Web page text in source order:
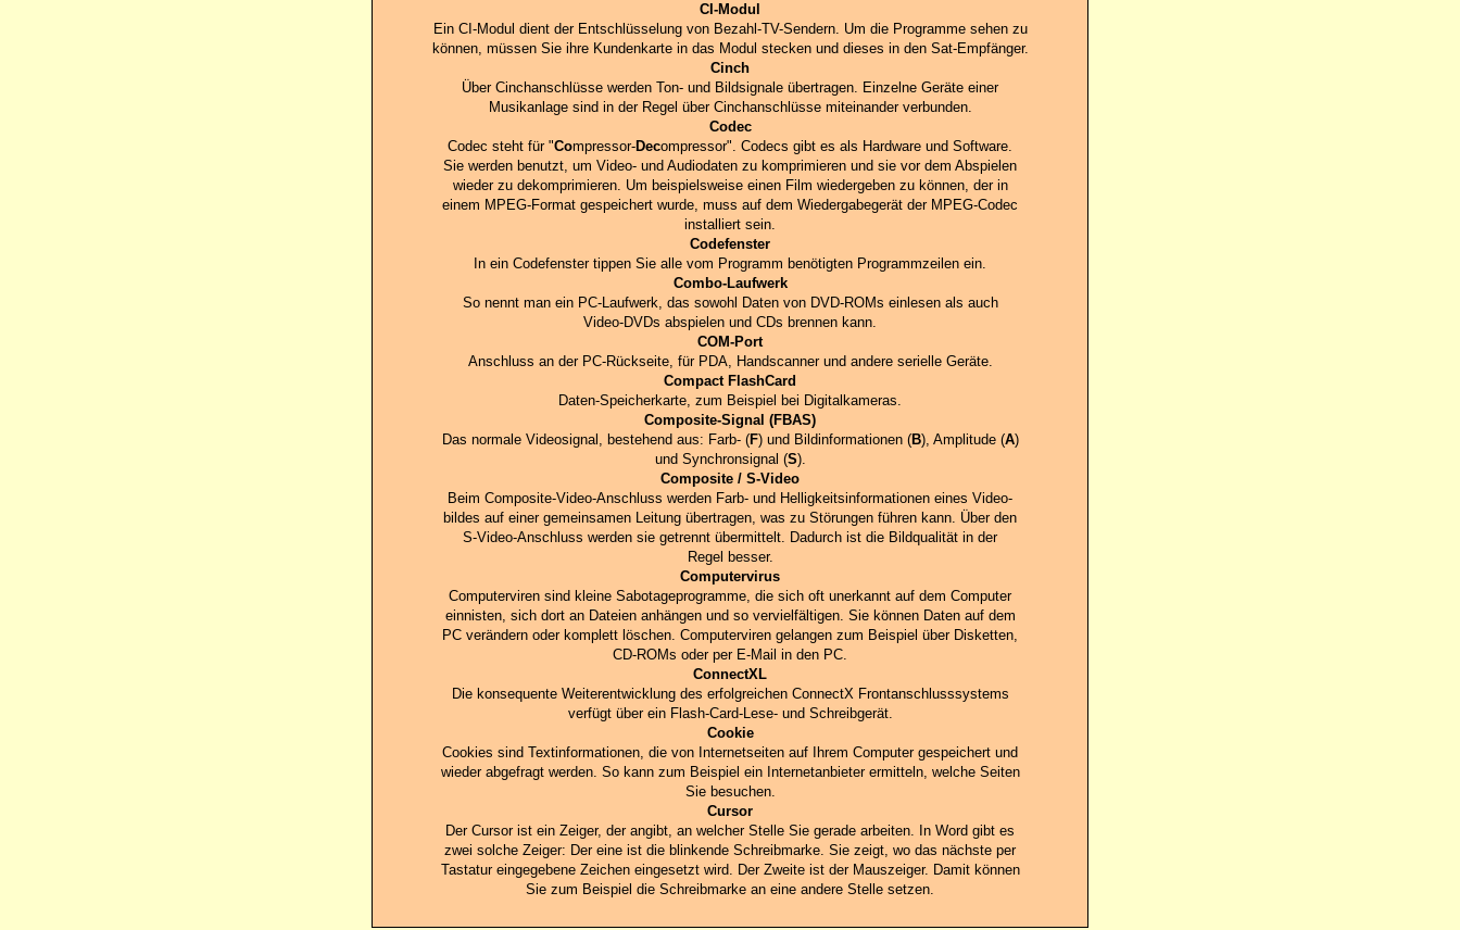
CI-Modul
Ein CI-Modul dient der Entschlüsselung von Bezahl-TV-Sendern. Um die Programme sehen zu
können, müssen Sie ihre Kundenkarte in das Modul stecken und dieses in den Sat-Empfänger.
Cinch
Über Cinchanschlüsse werden Ton- und Bildsignale übertragen. Einzelne Geräte einer
Musikanlage sind in der Regel über Cinchanschlüsse miteinander verbunden.
Codec
Codec steht für "Compressor-Decompressor". Codecs gibt es als Hardware und Software.
Sie werden benutzt, um Video- und Audiodaten zu komprimieren und sie vor dem Abspielen
wieder zu dekomprimieren. Um beispielsweise einen Film wiedergeben zu können, der in
einem MPEG-Format gespeichert wurde, muss auf dem Wiedergabegerät der MPEG-Codec
installiert sein.
Codefenster
In ein Codefenster tippen Sie alle vom Programm benötigten Programmzeilen ein.
Combo-Laufwerk
So nennt man ein PC-Laufwerk, das sowohl Daten von DVD-ROMs einlesen als auch
Video-DVDs abspielen und CDs brennen kann.
COM-Port
Anschluss an der PC-Rückseite, für PDA, Handscanner und andere serielle Geräte.
Compact FlashCard
Daten-Speicherkarte, zum Beispiel bei Digitalkameras.
Composite-Signal (FBAS)
Das normale Videosignal, bestehend aus: Farb- (F) und Bildinformationen (B), Amplitude (A)
und Synchronsignal (S).
Composite / S-Video
Beim Composite-Video-Anschluss werden Farb- und Helligkeitsinformationen eines Video-
bildes auf einer gemeinsamen Leitung übertragen, was zu Störungen führen kann. Über den
S-Video-Anschluss werden sie getrennt übermittelt. Dadurch ist die Bildqualität in der
Regel besser.
Computervirus
Computerviren sind kleine Sabotageprogramme, die sich oft unerkannt auf dem Computer
einnisten, sich dort an Dateien anhängen und so vervielfältigen. Sie können Daten auf dem
PC verändern oder komplett löschen. Computerviren gelangen zum Beispiel über Disketten,
CD-ROMs oder per E-Mail in den PC.
ConnectXL
Die konsequente Weiterentwicklung des erfolgreichen ConnectX Frontanschlusssystems
verfügt über ein Flash-Card-Lese- und Schreibgerät.
Cookie
Cookies sind Textinformationen, die von Internetseiten auf Ihrem Computer gespeichert und
wieder abgefragt werden. So kann zum Beispiel ein Internetanbieter ermitteln, welche Seiten
Sie besuchen.
Cursor
Der Cursor ist ein Zeiger, der angibt, an welcher Stelle Sie gerade arbeiten. In Word gibt es
zwei solche Zeiger: Der eine ist die blinkende Schreibmarke. Sie zeigt, wo das nächste per
Tastatur eingegebene Zeichen eingesetzt wird. Der Zweite ist der Mauszeiger. Damit können
Sie zum Beispiel die Schreibmarke an eine andere Stelle setzen.